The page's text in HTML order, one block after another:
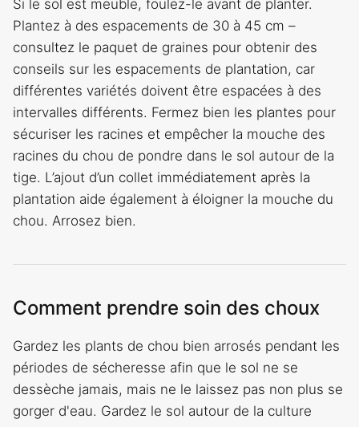
Si le sol est meuble, foulez-le avant de planter.
Plantez à des espacements de 30 à 45 cm –
consultez le paquet de graines pour obtenir des
conseils sur les espacements de plantation, car
différentes variétés doivent être espacées à des
intervalles différents. Fermez bien les plantes pour
sécuriser les racines et empêcher la mouche des
racines du chou de pondre dans le sol autour de la
tige. L’ajout d’un collet immédiatement après la
plantation aide également à éloigner la mouche du
chou. Arrosez bien.
Comment prendre soin des choux
Gardez les plants de chou bien arrosés pendant les
périodes de sécheresse afin que le sol ne se
dessèche jamais, mais ne le laissez pas non plus se
gorger d'eau. Gardez le sol autour de la culture